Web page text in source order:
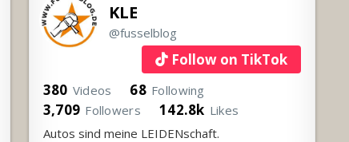
KLE
@fusselblog
Follow on TikTok
380 Videos 68 Following
3,709 Followers 142.8k Likes
Autos sind meine LEIDENschaft.